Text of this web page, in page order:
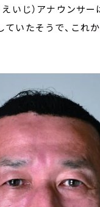
いじ）アナウンサ
いたそうで、これ